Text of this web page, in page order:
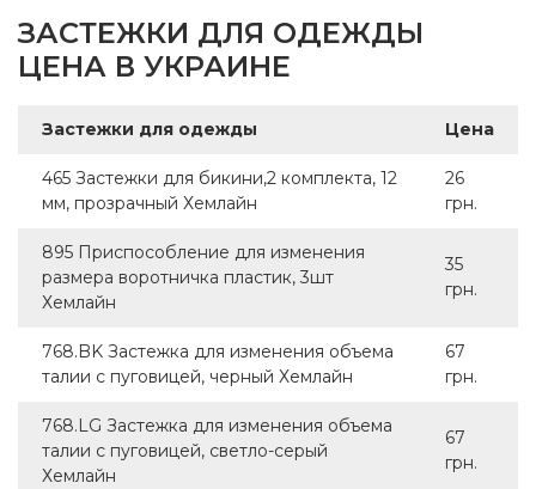
ЗАСТЕЖКИ ДЛЯ ОДЕЖДЫ
ЦЕНА В УКРАИНЕ
Застежки для одежды Цена
465 Застежки для бикини,2 комплекта, 12
мм, прозрачный Хемлайн
26
грн.
895 Приспособление для изменения
размера воротничка пластик, 3шт
Хемлайн
35
грн.
768.BK Застежка для изменения объема
талии с пуговицей, черный Хемлайн
67
грн.
768.LG Застежка для изменения объема
талии с пуговицей, светло-серый
Хемлайн
67
грн.